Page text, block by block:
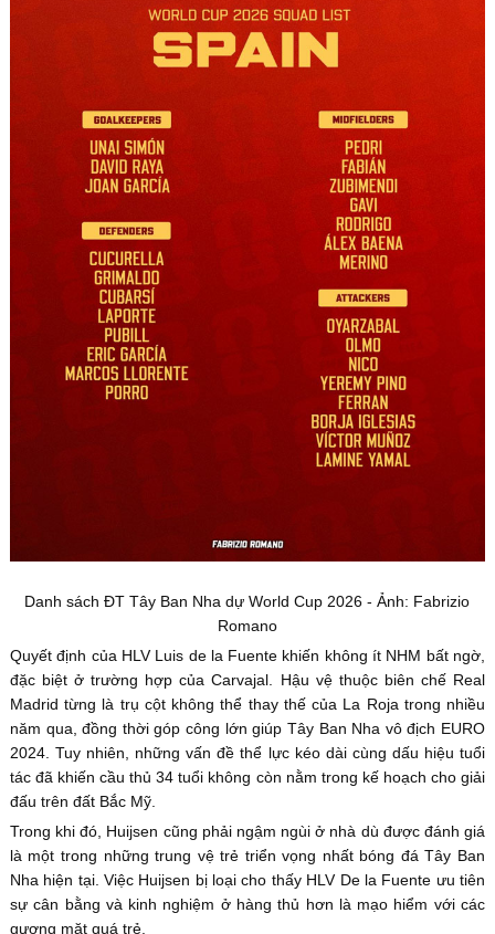
Danh sách ĐT Tây Ban Nha dự World Cup 2026 - Ảnh: Fabrizio
Romano
Quyết định của HLV Luis de la Fuente khiến không ít NHM bất ngờ,
đặc biệt ở trường hợp của Carvajal. Hậu vệ thuộc biên chế Real
Madrid từng là trụ cột không thể thay thế của La Roja trong nhiều
năm qua, đồng thời góp công lớn giúp Tây Ban Nha vô địch EURO
2024. Tuy nhiên, những vấn đề thể lực kéo dài cùng dấu hiệu tuổi
tác đã khiến cầu thủ 34 tuổi không còn nằm trong kế hoạch cho giải
đấu trên đất Bắc Mỹ.
Trong khi đó, Huijsen cũng phải ngậm ngùi ở nhà dù được đánh giá
là một trong những trung vệ trẻ triển vọng nhất bóng đá Tây Ban
Nha hiện tại. Việc Huijsen bị loại cho thấy HLV De la Fuente ưu tiên
sự cân bằng và kinh nghiệm ở hàng thủ hơn là mạo hiểm với các
gương mặt quá trẻ.